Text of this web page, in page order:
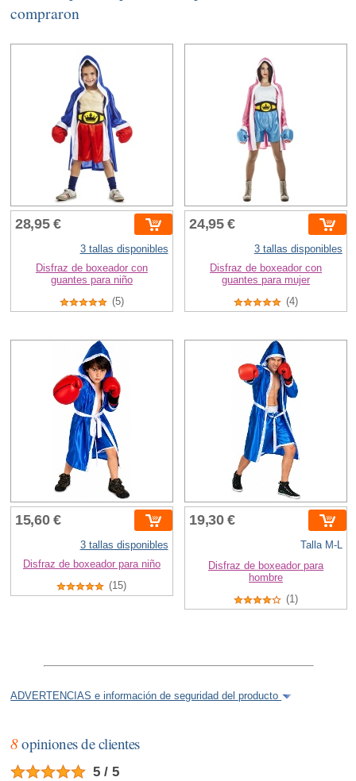
compraron
28,95 €
3 tallas disponibles
Disfraz de boxeador con
guantes para niño
(5)
24,95 €
3 tallas disponibles
Disfraz de boxeador con
guantes para mujer
(4)
15,60 €
3 tallas disponibles
Disfraz de boxeador para niño
(15)
19,30 €
Talla M-L
Disfraz de boxeador para
hombre
(1)
ADVERTENCIAS e información de seguridad del producto
8opiniones de clientes
5 / 5